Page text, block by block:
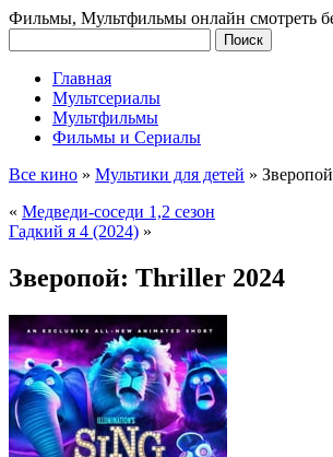
Фильмы, Мультфильмы онлайн смотреть
Главная
Мультсериалы
Мультфильмы
Фильмы и Сериалы
Все кино » Мультики для детей »
« Медведи-соседи 1,2 сезон
Гадкий я 4 (2024) »
Зверопой: Thriller 2024